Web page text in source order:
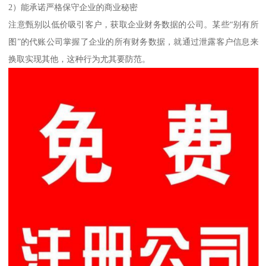
2）能承诺严格保守企业的商业秘密
注意甄别以低价吸引客户，获取企业财务数据的公司。某些“别有所
图”的代账公司掌握了企业的所有财务数据，就通过泄露客户信息来
换取实现其他，这种行为尤其要防范。